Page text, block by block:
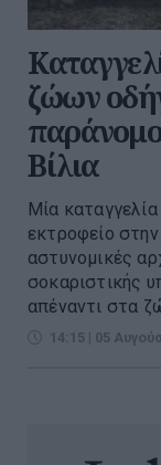
ζώων
Βίλια
Μία
εκτροφείο
αστυνομικές
σοκαριστικής
απέναντι στα
14:15 | 05